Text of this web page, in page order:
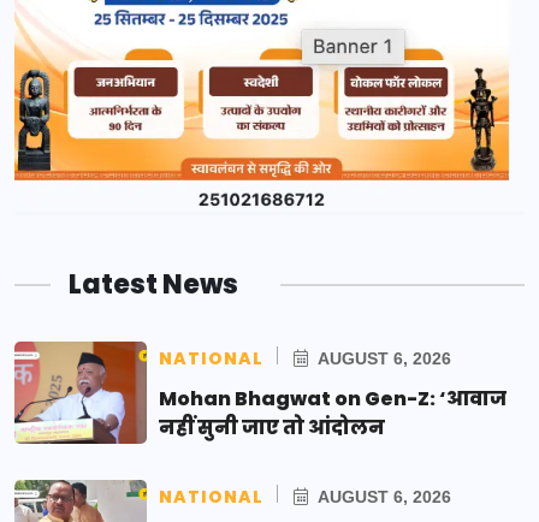
Latest News
NATIONAL AUGUST 6, 2026
Mohan Bhagwat on Gen-Z: ‘आवाज
नहीं सुनी जाए तो आंदोलन
NATIONAL AUGUST 6, 2026